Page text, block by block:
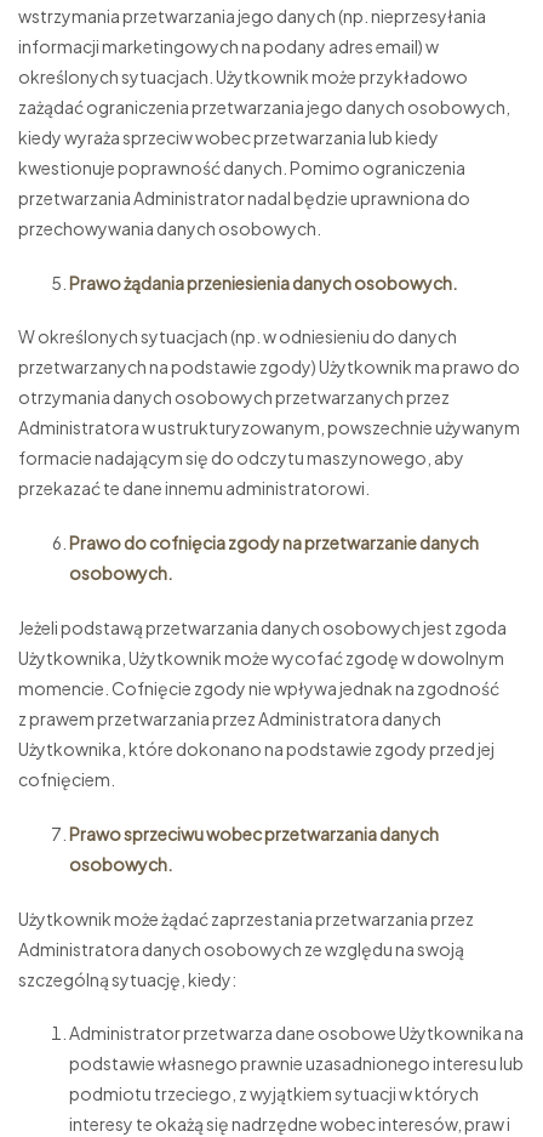
wstrzymania przetwarzania jego danych (np. nieprzesyłania
informacji marketingowych na podany adres email) w
określonych sytuacjach. Użytkownik może przykładowo
zażądać ograniczenia przetwarzania jego danych osobowych,
kiedy wyraża sprzeciw wobec przetwarzania lub kiedy
kwestionuje poprawność danych. Pomimo ograniczenia
przetwarzania Administrator nadal będzie uprawniona do
przechowywania danych osobowych.
Prawo żądania przeniesienia danych osobowych.
W określonych sytuacjach (np. w odniesieniu do danych
przetwarzanych na podstawie zgody) Użytkownik ma prawo do
otrzymania danych osobowych przetwarzanych przez
Administratora w ustrukturyzowanym, powszechnie używanym
formacie nadającym się do odczytu maszynowego, aby
przekazać te dane innemu administratorowi.
Prawo do cofnięcia zgody na przetwarzanie danych
osobowych.
Jeżeli podstawą przetwarzania danych osobowych jest zgoda
Użytkownika, Użytkownik może wycofać zgodę w dowolnym
momencie. Cofnięcie zgody nie wpływa jednak na zgodność
z prawem przetwarzania przez Administratora danych
Użytkownika, które dokonano na podstawie zgody przed jej
cofnięciem.
Prawo sprzeciwu wobec przetwarzania danych
osobowych.
Użytkownik może żądać zaprzestania przetwarzania przez
Administratora danych osobowych ze względu na swoją
szczególną sytuację, kiedy:
Administrator przetwarza dane osobowe Użytkownika na
podstawie własnego prawnie uzasadnionego interesu lub
podmiotu trzeciego, z wyjątkiem sytuacji w których
interesy te okażą się nadrzędne wobec interesów, praw i